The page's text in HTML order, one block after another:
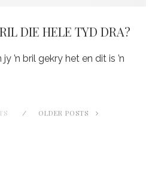
DIE HELE TYD DRA?
’n bril gekry het en dit is ’n
OLDER POSTS